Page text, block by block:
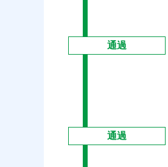
通過
通過